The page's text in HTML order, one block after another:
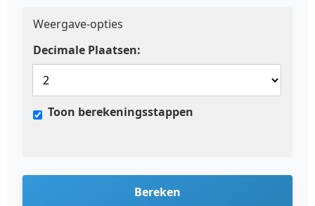
Weergave-opties
Decimale Plaatsen:
Toon berekeningsstappen
Bereken